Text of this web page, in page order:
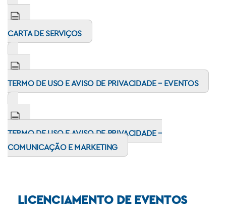
CARTA DE SERVIÇOS
TERMO DE USO E AVISO DE PRIVACIDADE – EVENTOS
TERMO DE USO E AVISO DE PRIVACIDADE –
COMUNICAÇÃO E MARKETING
LICENCIAMENTO DE EVENTOS